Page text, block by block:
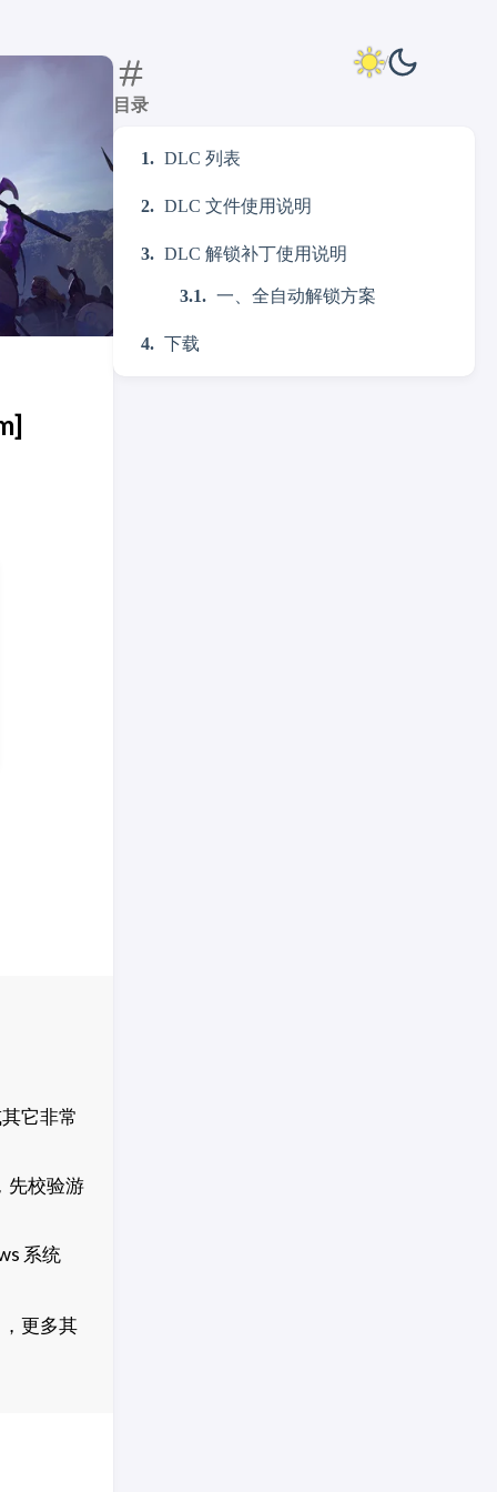
目录
DLC 列表
DLC 文件使用说明
DLC 解锁补丁使用说明
一、全自动解锁方案
下载
它非常
先校验游
系统
，更多其